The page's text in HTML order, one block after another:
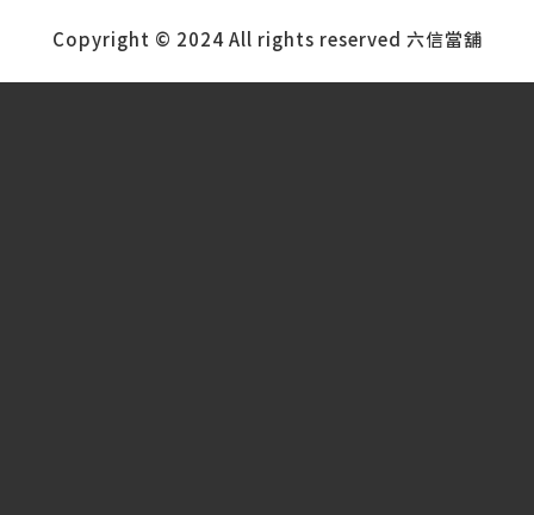
Copyright © 2024 All rights reserved 六信當舖